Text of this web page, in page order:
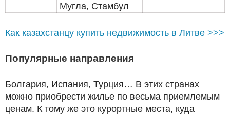
Мугла, Стамбул
Как казахстанцу купить недвижимость в Литве >>>
Популярные направления
Болгария, Испания, Турция… В этих странах
можно приобрести жилье по весьма приемлемым
ценам. К тому же это курортные места, куда